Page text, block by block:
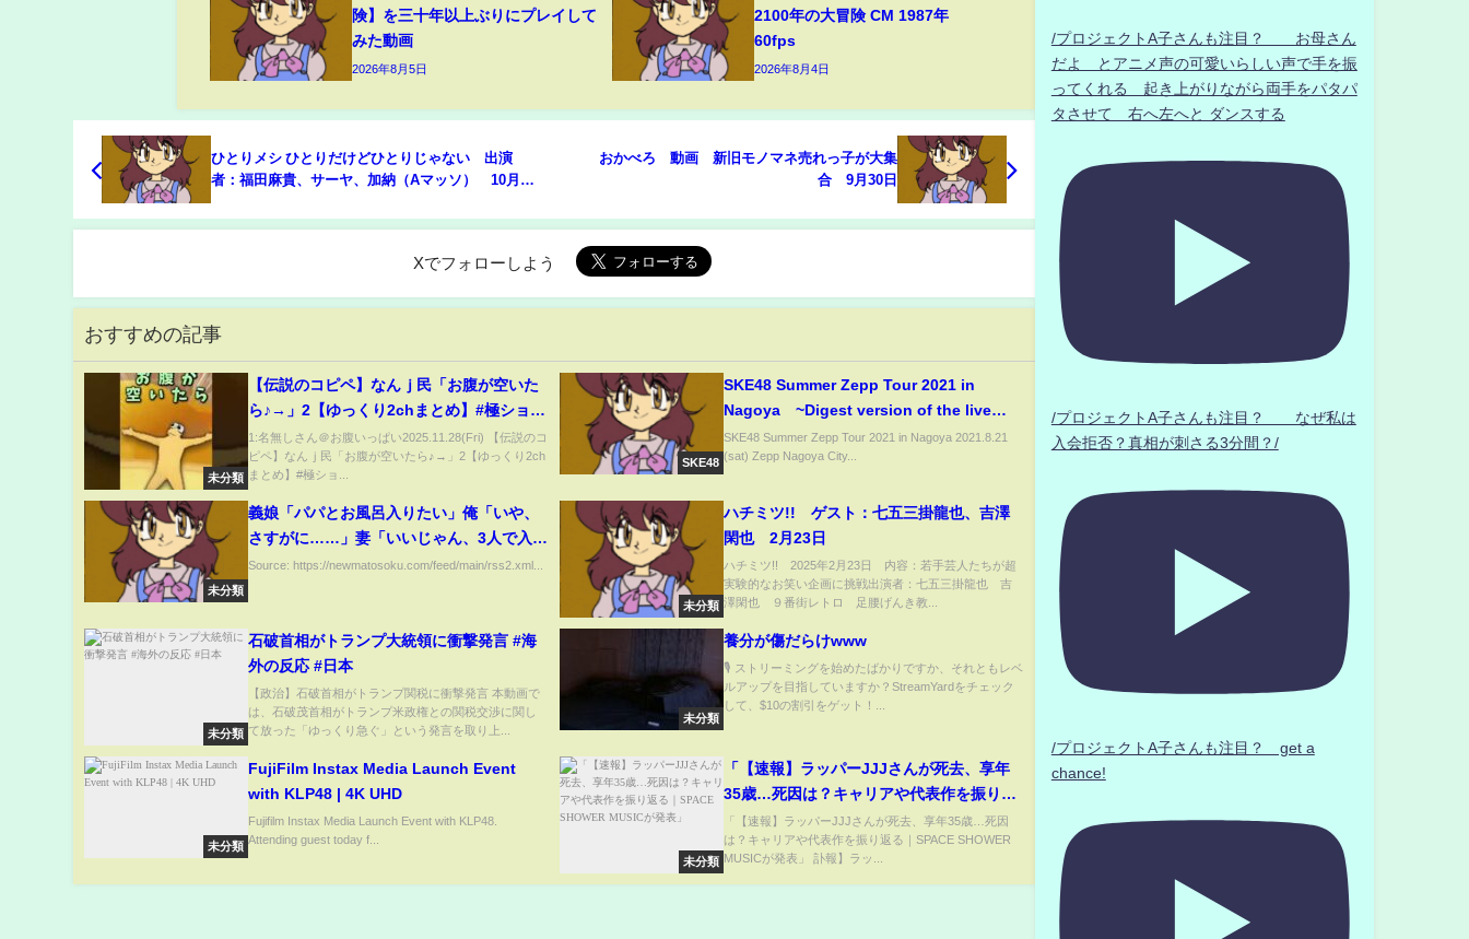
険】を三十年以上ぶりにプレイして
みた動画
2026年8月5日
2100年の大冒険 CM 1987年
60fps
2026年8月4日
ひとりメシ ひとりだけどひとりじゃない 出演
者：福田麻貴、サーヤ、加納（Aマッソ） 10月1
おかべろ 動画 新旧モノマネ売れっ子が大集
合 9月30日
Xでフォローしよう
おすすめの記事
未分類
【伝説のコピペ】なんｊ民「お腹が空いた
ら♪→」2【ゆっくり2chまとめ】#極ショー
ト #ゆっくり #2ch #2ちゃんねる #5ch #5
ちゃんねる #ソト劇 #なんj #おんj
1:名無しさん＠お腹いっぱい2025.11.28(Fri) 【伝説のコ
ピペ】なんｊ民「お腹が空いたら♪→」2【ゆっくり2ch
まとめ】#極ショ...
SKE48
SKE48 Summer Zepp Tour 2021 in
Nagoya ~Digest version of the live
shows~
SKE48 Summer Zepp Tour 2021 in Nagoya 2021.8.21
(sat) Zepp Nagoya City...
未分類
義娘「パパとお風呂入りたい」俺「いや、
さすがに……」妻「いいじゃん、3人で入ろ
うよ(笑)」→
Source: https://newmatosoku.com/feed/main/rss2.xml...
未分類
ハチミツ!! ゲスト：七五三掛龍也、吉澤
閑也 2月23日
ハチミツ!! 2025年2月23日 内容：若手芸人たちが超
実験的なお笑い企画に挑戦出演者：七五三掛龍也 吉
澤閑也 ９番街レトロ 足腰げんき教...
未分類
石破首相がトランプ大統領に衝撃発言 #海
外の反応 #日本
【政治】石破首相がトランプ関税に衝撃発言 本動画で
は、石破茂首相がトランプ米政権との関税交渉に関し
て放った「ゆっくり急ぐ」という発言を取り上...
未分類
養分が傷だらけwww
🎙️ ストリーミングを始めたばかりですか、それともレベ
ルアップを目指していますか？StreamYardをチェック
して、$10の割引をゲット！...
未分類
FujiFilm Instax Media Launch Event
with KLP48 | 4K UHD
Fujifilm Instax Media Launch Event with KLP48.
Attending guest today f...
未分類
「【速報】ラッパーJJJさんが死去、享年
35歳…死因は？キャリアや代表作を振り返
る｜SPACE SHOWER MUSICが発表」
「【速報】ラッパーJJJさんが死去、享年35歳…死因
は？キャリアや代表作を振り返る｜SPACE SHOWER
MUSICが発表」 訃報】ラッ...
/プロジェクトA子さんも注目？ お母さん
だよ とアニメ声の可愛いらしい声で手を振
ってくれる 起き上がりながら両手をパタパ
タさせて 右へ左へと ダンスする
/プロジェクトA子さんも注目？ なぜ私は
入会拒否？真相が刺さる3分間？/
/プロジェクトA子さんも注目？ get a
chance!